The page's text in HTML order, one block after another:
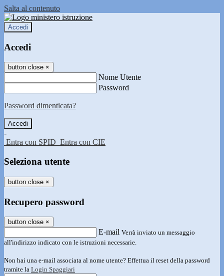
Salta al contenuto
Accedi
Accedi
button close ×
Nome Utente
Password
Password dimenticata?
-
Entra con SPID Entra con CIE
Seleziona utente
button close ×
Recupero password
button close ×
E-mail Verrà inviato un messaggio
all'indirizzo indicato con le istruzioni necessarie.
Non hai una e-mail associata al nome utente? Effettua il reset della password
tramite la Login Spaggiari